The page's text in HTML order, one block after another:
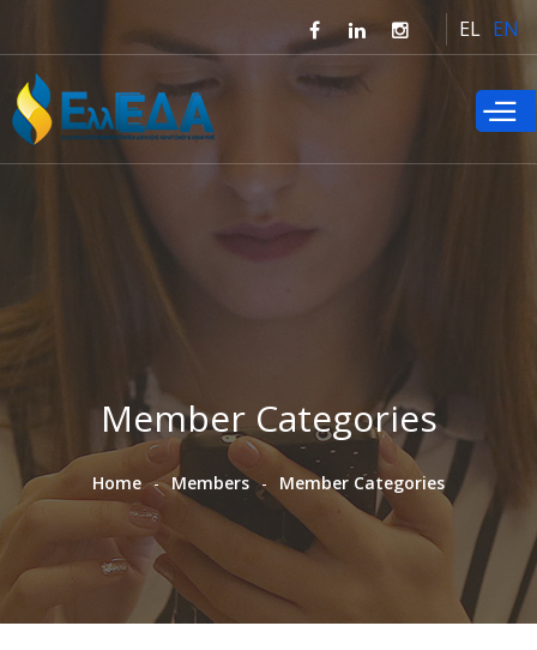
main
content
EL EN
Member Categories
Home Members Member Categories